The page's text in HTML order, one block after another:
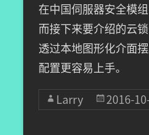
在中国伺服器安全模
而接下来要介绍的云
透过本地图形化介面
配置更容易上手。
Larry
2016-